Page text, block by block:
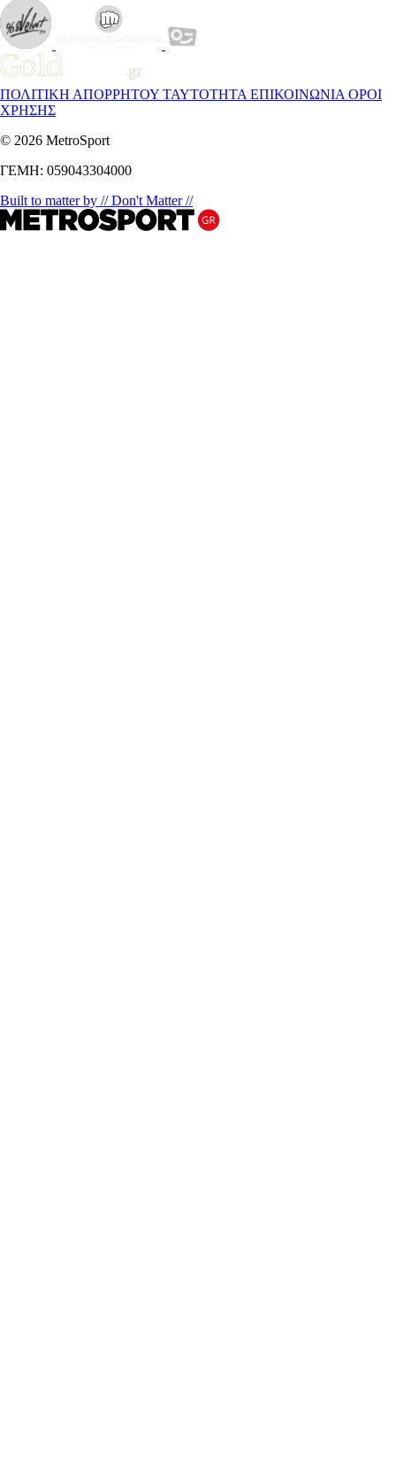
ΠΟΛΙΤΙΚΗ ΑΠΟΡΡΗΤΟΥ ΤΑΥΤΟΤΗΤΑ ΕΠΙΚΟΙΝΩΝΙΑ ΟΡΟΙ
ΧΡΗΣΗΣ
© 2026 MetroSport
ΓΕΜΗ: 059043304000
Built to matter by // Don't Matter //